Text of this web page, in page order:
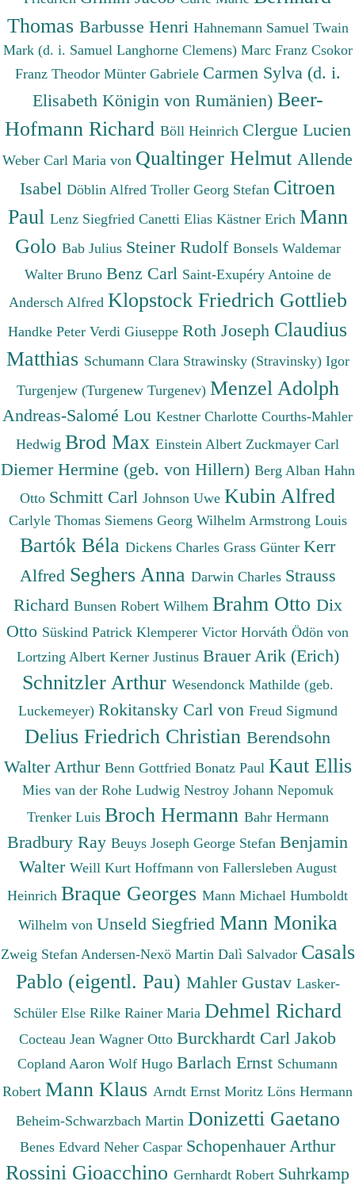
Thomas Barbusse Henri Hahnemann Samuel Twain
Mark (d. i. Samuel Langhorne Clemens) Marc Franz Csokor
Franz Theodor Münter Gabriele Carmen Sylva (d. i.
Elisabeth Königin von Rumänien) Beer-
Hofmann Richard Böll Heinrich Clergue Lucien
Weber Carl Maria von Qualtinger Helmut Allende
Isabel Döblin Alfred Troller Georg Stefan Citroen
Paul Lenz Siegfried Canetti Elias Kästner Erich Mann
Golo Bab Julius Steiner Rudolf Bonsels Waldemar
Walter Bruno Benz Carl Saint-Exupéry Antoine de
Andersch Alfred Klopstock Friedrich Gottlieb
Handke Peter Verdi Giuseppe Roth Joseph Claudius
Matthias Schumann Clara Strawinsky (Stravinsky) Igor
Turgenjew (Turgenew Turgenev) Menzel Adolph
Andreas-Salomé Lou Kestner Charlotte Courths-Mahler
Hedwig Brod Max Einstein Albert Zuckmayer Carl
Diemer Hermine (geb. von Hillern) Berg Alban Hahn
Otto Schmitt Carl Johnson Uwe Kubin Alfred
Carlyle Thomas Siemens Georg Wilhelm Armstrong Louis
Bartók Béla Dickens Charles Grass Günter Kerr
Alfred Seghers Anna Darwin Charles Strauss
Richard Bunsen Robert Wilhem Brahm Otto Dix
Otto Süskind Patrick Klemperer Victor Horváth Ödön von
Lortzing Albert Kerner Justinus Brauer Arik (Erich)
Schnitzler Arthur Wesendonck Mathilde (geb.
Luckemeyer) Rokitansky Carl von Freud Sigmund
Delius Friedrich Christian Berendsohn
Walter Arthur Benn Gottfried Bonatz Paul Kaut Ellis
Mies van der Rohe Ludwig Nestroy Johann Nepomuk
Trenker Luis Broch Hermann Bahr Hermann
Bradbury Ray Beuys Joseph George Stefan Benjamin
Walter Weill Kurt Hoffmann von Fallersleben August
Heinrich Braque Georges Mann Michael Humboldt
Wilhelm von Unseld Siegfried Mann Monika
Zweig Stefan Andersen-Nexö Martin Dalì Salvador Casals
Pablo (eigentl. Pau) Mahler Gustav Lasker-
Schüler Else Rilke Rainer Maria Dehmel Richard
Cocteau Jean Wagner Otto Burckhardt Carl Jakob
Copland Aaron Wolf Hugo Barlach Ernst Schumann
Robert Mann Klaus Arndt Ernst Moritz Löns Hermann
Beheim-Schwarzbach Martin Donizetti Gaetano
Benes Edvard Neher Caspar Schopenhauer Arthur
Rossini Gioacchino Gernhardt Robert Suhrkamp